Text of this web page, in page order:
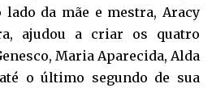
da mãe e mestra, Aracy
ajudou a criar os quatro
Maria Aparecida, Alda
o último segundo de sua